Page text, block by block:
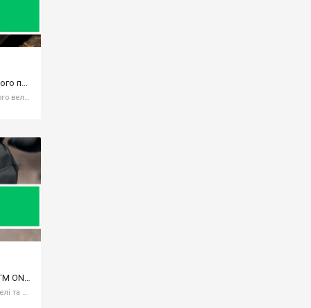
ONRIDE PRO Lime - дегризер нового покоління
ONRIDE PRO Lime дегризер для вашого велосипеда Шукаєте простий у використанні та ефективний дегризер для вашого велосипеда? Не шукайте далі, адже ONRIDE PRO Lime - це те, що вам потрібно. Цей біологічно безпечний дегризер на водній основі
Велосипедні сумки української ТМ ONRIDE